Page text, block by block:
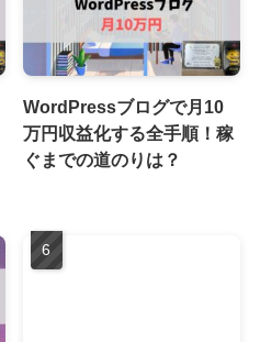
WordPressブログで月10
万円収益化する全手順！稼
ぐまでの道のりは？